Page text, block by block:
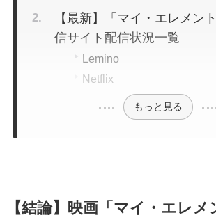
【最新】「マイ・エレメン
信サイト配信状況一覧
Lemino
Netflix
もっと見る
【結論】映画「マイ・エレ